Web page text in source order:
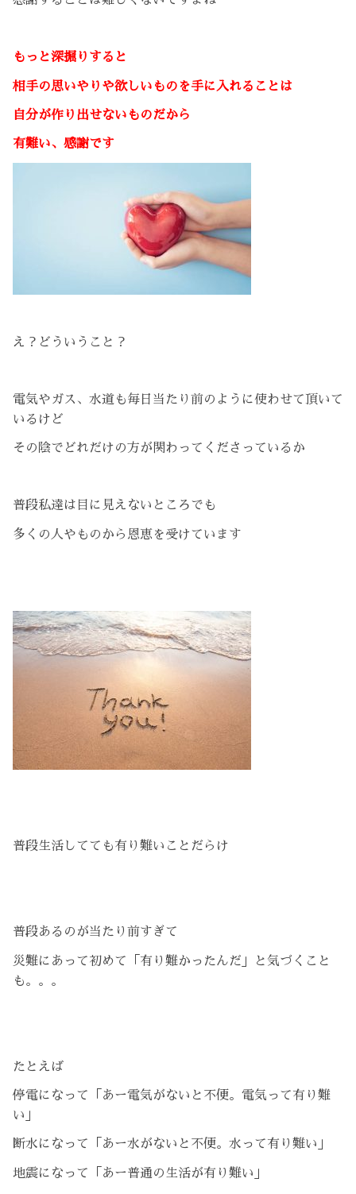
もっと深掘りすると
相手の思いやりや欲しいものを手に入れることは
自分が作り出せないものだから
有難い、感謝です
え？どういうこと？
電気やガス、水道も毎日当たり前のように使わせて頂いて
いるけど
その陰でどれだけの方が関わってくださっているか
普段私達は目に見えないところでも
多くの人やものから恩恵を受けています
普段生活してても有り難いことだらけ
普段あるのが当たり前すぎて
災難にあって初めて「有り難かったんだ」と気づくこと
も。。。
たとえば
停電になって「あー電気がないと不便。電気って有り難
い」
断水になって「あー水がないと不便。水って有り難い」
地震になって「あー普通の生活が有り難い」